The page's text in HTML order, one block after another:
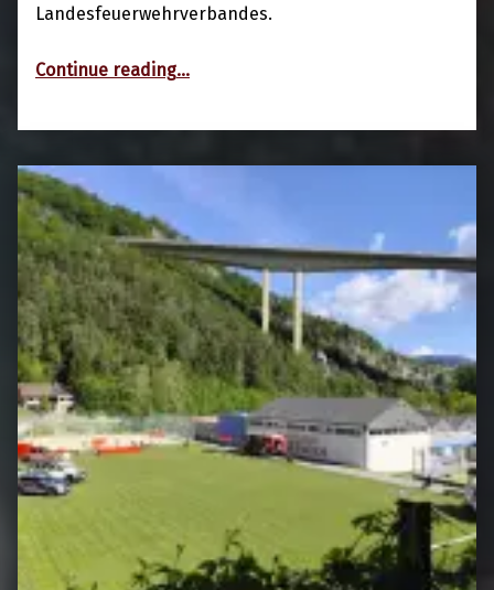
Landesfeuerwehrverbandes.
Continue reading“Landesfeuerwehrleistungsbewerb in Zistersdorf: Wettkampfgruppe Schottwien-Breitenstein erreicht Bewerbsziel”
…